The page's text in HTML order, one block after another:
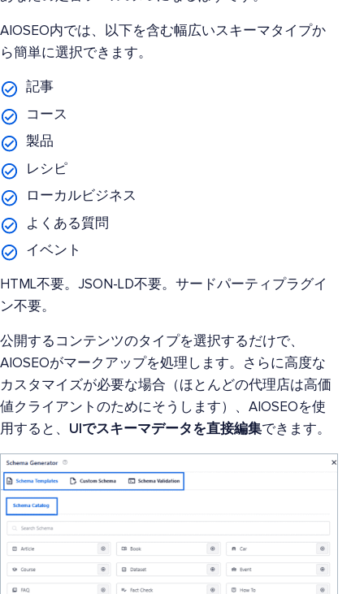
AIOSEO内では、以下を含む幅広いスキーマタイプか
ら簡単に選択できます。
記事
コース
製品
レシピ
ローカルビジネス
よくある質問
イベント
HTML不要。JSON-LD不要。サードパーティプラグイ
ン不要。
公開するコンテンツのタイプを選択するだけで、
AIOSEOがマークアップを処理します。さらに高度な
カスタマイズが必要な場合（ほとんどの代理店は高価
値クライアントのためにそうします ）、AIOSEOを使
用すると、 UIでスキーマデータを直接編集できます。